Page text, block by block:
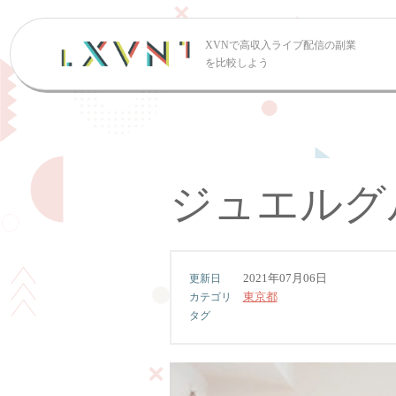
XVNで高収入ライブ配信の副業
を比較しよう
ジュエル
2021年07月06日
東京都